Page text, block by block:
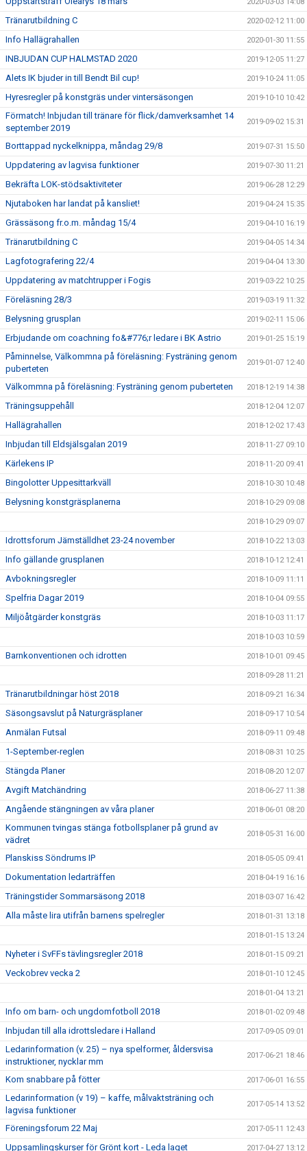
2020-03-03 14:08
Tränarutbildning C 2020-02-12 11:00
Info Hallägrahallen 2020-01-30 11:55
INBJUDAN CUP HALMSTAD 2020 2019-12-05 11:27
Alets IK bjuder in till Bendt Bil cup! 2019-10-24 11:05
Hyresregler på konstgräs under vintersäsongen 2019-10-10 10:42
Förmatch! Inbjudan till tränare för flick/damverksamhet 14
september 2019
2019-09-02 15:31
Borttappad nyckelknippa, måndag 29/8 2019-07-31 15:50
Uppdatering av lagvisa funktioner 2019-07-30 11:21
Bekräfta LOK-stödsaktiviteter 2019-06-28 12:29
Njutaboken har landat på kansliet! 2019-04-24 15:35
Grässäsong fr.o.m. måndag 15/4 2019-04-10 16:19
Tränarutbildning C 2019-04-05 14:34
Lagfotografering 22/4 2019-04-04 13:30
Uppdatering av matchtrupper i Fogis 2019-03-22 10:25
Föreläsning 28/3 2019-03-19 11:32
Belysning grusplan 2019-02-11 15:06
Erbjudande om coachning fo&#776;r ledare i BK Astrio 2019-01-25 15:19
Påminnelse, Välkommna på föreläsning: Fysträning genom
puberteten
2019-01-07 12:40
Välkommna på föreläsning: Fysträning genom puberteten 2018-12-19 14:38
Träningsuppehåll 2018-12-04 12:07
Hallägrahallen 2018-12-02 17:43
Inbjudan till Eldsjälsgalan 2019 2018-11-27 09:10
Kärlekens IP 2018-11-20 09:41
Bingolotter Uppesittarkväll 2018-10-30 10:48
Belysning konstgräsplanerna 2018-10-29 09:08
2018-10-29 09:07
Idrottsforum Jämställdhet 23-24 november 2018-10-22 13:03
Info gällande grusplanen 2018-10-12 12:41
Avbokningsregler 2018-10-09 11:11
Spelfria Dagar 2019 2018-10-04 09:55
Miljöåtgärder konstgräs 2018-10-03 11:17
2018-10-03 10:59
Barnkonventionen och idrotten 2018-10-01 09:45
2018-09-28 11:21
Tränarutbildningar höst 2018 2018-09-21 16:34
Säsongsavslut på Naturgräsplaner 2018-09-17 10:54
Anmälan Futsal 2018-09-11 09:48
1-September-reglen 2018-08-31 10:25
Stängda Planer 2018-08-20 12:07
Avgift Matchändring 2018-06-27 11:38
Angående stängningen av våra planer 2018-06-01 08:20
Kommunen tvingas stänga fotbollsplaner på grund av
vädret
2018-05-31 16:00
Planskiss Söndrums IP 2018-05-05 09:41
Dokumentation ledarträffen 2018-04-19 16:16
Träningstider Sommarsäsong 2018 2018-03-07 16:42
Alla måste lira utifrån barnens spelregler 2018-01-31 13:18
2018-01-15 13:24
Nyheter i SvFFs tävlingsregler 2018 2018-01-15 09:21
Veckobrev vecka 2 2018-01-10 12:45
2018-01-04 13:21
Info om barn- och ungdomfotboll 2018 2018-01-02 09:48
Inbjudan till alla idrottsledare i Halland 2017-09-05 09:01
Ledarinformation (v. 25) – nya spelformer, åldersvisa
instruktioner, nycklar mm
2017-06-21 18:46
Kom snabbare på fötter 2017-06-01 16:55
Ledarinformation (v 19) – kaffe, målvaktsträning och
lagvisa funktioner
2017-05-14 13:52
Föreningsforum 22 Maj 2017-05-11 12:43
Uppsamlingskurser för Grönt kort - Leda laget 2017-04-27 13:12